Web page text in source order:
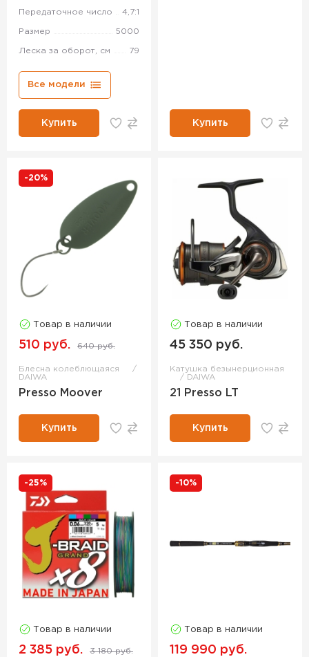
Передаточное число 4,7:1
Размер 5000
Леска за оборот, см 79
Все модели
Купить Купить
-20%
Товар в наличии
510 руб. 640 руб.
Блесна колеблющаяся
DAIWA
Presso Moover
Купить
Товар в наличии
45 350 руб.
Катушка безынерционная
DAIWA
21 Presso LT
Купить
-25%
Товар в наличии
2 385 руб. 3 180 руб.
-10%
Товар в наличии
119 990 руб.